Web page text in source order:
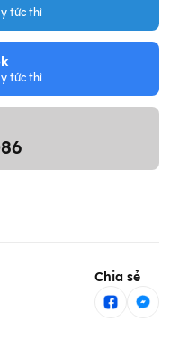
tức thì
tức thì
Chia sẻ